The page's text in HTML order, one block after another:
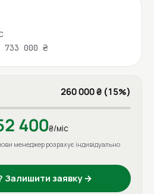
733 000 ₴
260 000 ₴ (15%)
400₴/міс
менеджер розрахує індивідуально
Залишити заявку →